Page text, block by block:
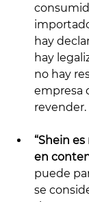
hay
hay
no hay
empresa
revender.
“Shein
en
puede
se